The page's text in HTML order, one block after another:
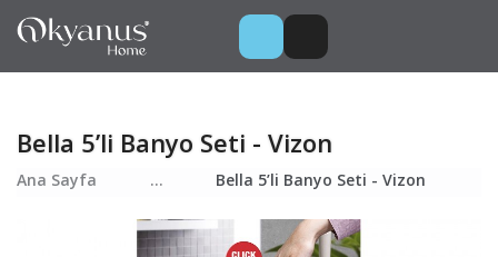
Bella 5’li Banyo Seti - Vizon
Ana Sayfa ... Bella 5’li Banyo Seti - Vizon